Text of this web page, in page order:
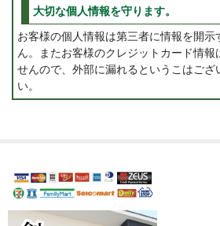
大切な個人情報を守ります。
お客様の個人情報は第三者に情報を開示
ん。またお客様のクレジットカード情報
せんので、外部に漏れるというこはござ
い。